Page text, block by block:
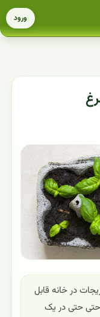
ورود
در خانه قابل
حتی در یک